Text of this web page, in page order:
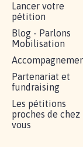
Lancer votre
pétition
Blog - Parlons
Mobilisation
Partenariat et
fundraising
Les pétitions
proches de chez
vous